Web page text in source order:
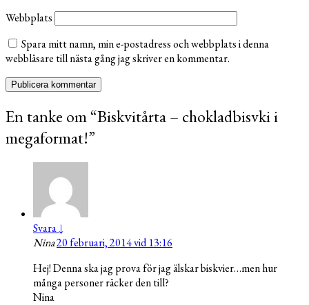
Webbplats
Spara mitt namn, min e-postadress och webbplats i denna
webbläsare till nästa gång jag skriver en kommentar.
En tanke om “Biskvitårta – chokladbisvki i
megaformat!”
Svara↓
Nina20 februari, 2014 vid 13:16
Hej! Denna ska jag prova för jag älskar biskvier…men hur
många personer räcker den till?
Nina